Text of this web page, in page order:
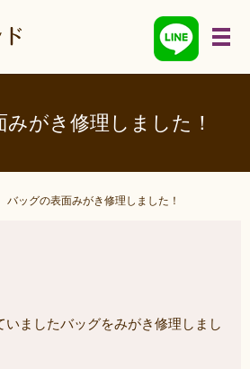
メ
がき修理しました！
バッグの表面みがき修理しました！
ましたバッグをみがき修理しまし